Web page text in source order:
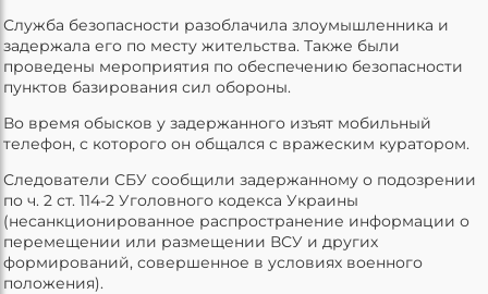
Служба безопасности разоблачила злоумышленника и
задержала его по месту жительства. Также были
проведены мероприятия по обеспечению безопасности
пунктов базирования сил обороны.
Во время обысков у задержанного изъят мобильный
телефон, с которого он общался с вражеским куратором.
Следователи СБУ сообщили задержанному о подозрении
по ч. 2 ст. 114-2 Уголовного кодекса Украины
(несанкционированное распространение информации о
перемещении или размещении ВСУ и других
формирований, совершенное в условиях военного
положения).